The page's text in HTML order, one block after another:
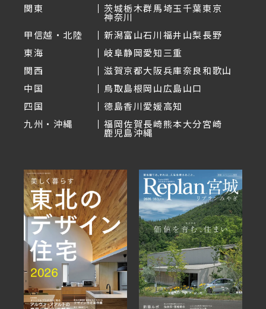
関東
茨城栃木群馬埼玉千葉東京
神奈川
甲信越・北陸
新潟富山石川福井山梨長野
東海
岐阜静岡愛知三重
関西
滋賀京都大阪兵庫奈良和歌山
中国
鳥取島根岡山広島山口
四国
徳島香川愛媛高知
九州・沖縄
福岡佐賀長崎熊本大分宮崎
鹿児島沖縄